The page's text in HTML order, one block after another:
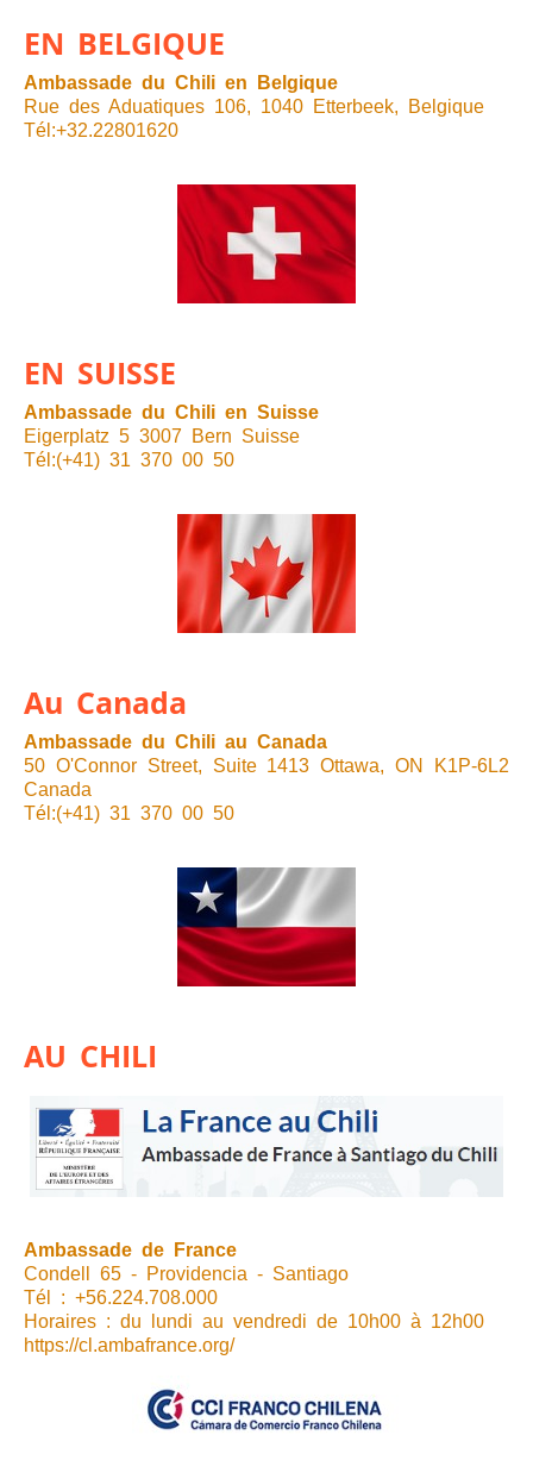
EN BELGIQUE
Ambassade du Chili en Belgique
Rue des Aduatiques 106, 1040 Etterbeek, Belgique
Tél:+32.22801620
EN SUISSE
Ambassade du Chili en Suisse
Eigerplatz 5 3007 Bern Suisse
Tél:(+41) 31 370 00 50
Au Canada
Ambassade du Chili au Canada
50 O'Connor Street, Suite 1413 Ottawa, ON K1P-6L2
Canada
Tél:(+41) 31 370 00 50
AU CHILI
Ambassade de France
Condell 65 - Providencia - Santiago
Tél : +56.224.708.000
Horaires : du lundi au vendredi de 10h00 à 12h00
https://cl.ambafrance.org/